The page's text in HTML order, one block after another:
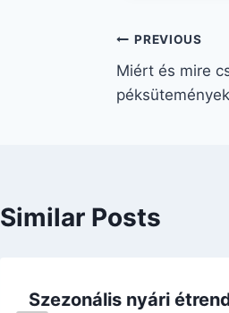
Bejegyzés
PREVIOUS
Miért és mire
Similar Posts
Szezonális nyári